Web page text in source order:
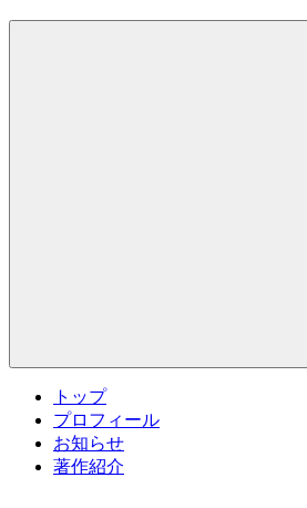
トップ
プロフィール
お知らせ
著作紹介